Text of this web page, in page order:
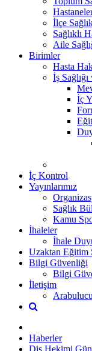
İlçe
Sağlıklı
Aile
Birimler
Hasta
İş
İç
İç Kontrol
Yayınlarımız
Sağlık
Kamu
İhaleler
İhale
Uzaktan Eğitim
Bilgi Güvenliği
Bilgi
İletişim
Haberler
Diş Hekimi